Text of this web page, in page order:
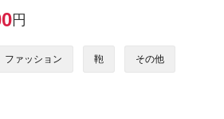
円
ファッション 鞄 その他